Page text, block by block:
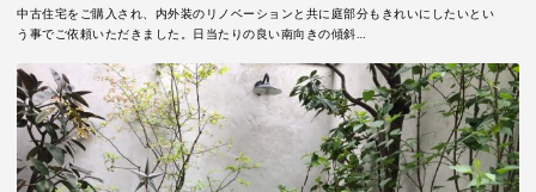
中古住宅をご購入され、内外装のリノベーションと共に庭部分もきれいにしたいとい
う事でご依頼いただきました。日当たりの良い南向きの傾斜…